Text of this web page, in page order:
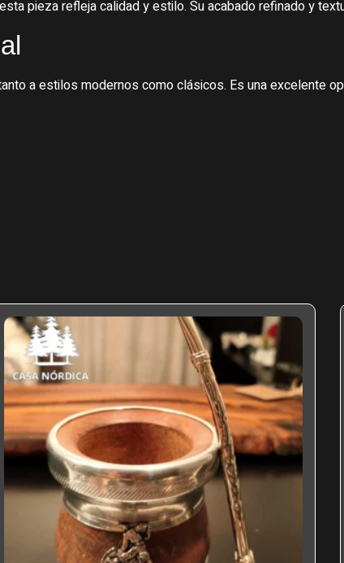
pieza refleja calidad y estilo. Su acabado refinado y
a estilos modernos como clásicos. Es una excelente